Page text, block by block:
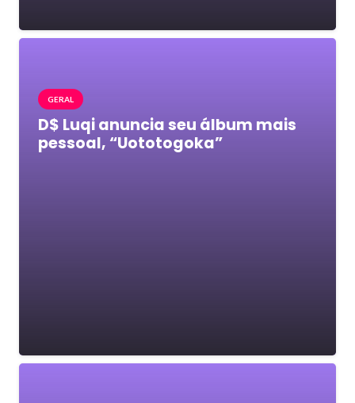
GERAL
D$ Luqi anuncia seu álbum mais
pessoal, “Uototogoka”